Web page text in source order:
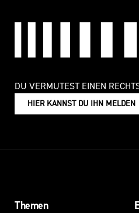
DU VERMUTEST EINEN
HIER KANNST DU IHN MELDEN
Themen